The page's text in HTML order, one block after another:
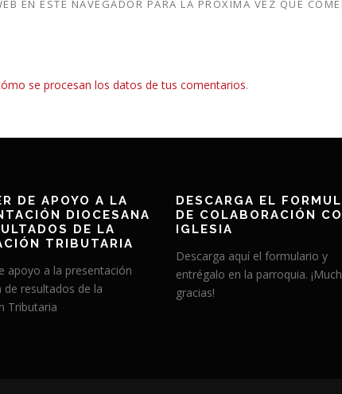
EN ESTE NAVEGADOR PARA LA PRÓXIMA VEZ QUE
se procesan los datos de tus comentarios.
DE APOYO A LA
DIOCESANA
DE LA
TRIBUTARIA
apoyo a la presentación
de resultados de la
Tributaria
DESCARGA EL
DE COLABORACIÓN
IGLESIA
Descarga aquí el formulario y
entrégalo en la parroquia.
gracias!